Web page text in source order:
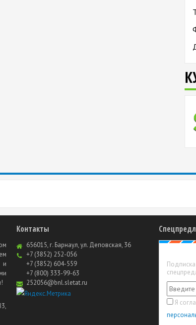
и
Контакты
656015, г. Барнаул, ул. Деповская, 36
+7 (3852) 252-056
+7 (3852) 604-559
+7 (800) 333-99-63
252056@bnl.sletat.ru
Я